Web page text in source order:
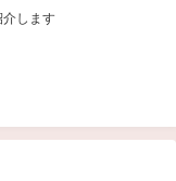
します